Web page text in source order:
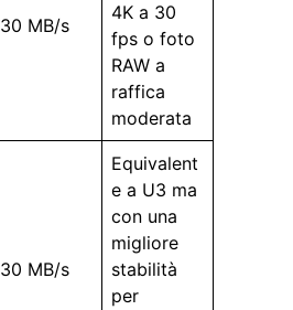
30 MB/s
4K a 30
fps o foto
RAW a
raffica
moderata
30 MB/s
Equivalent
e a U3 ma
con una
migliore
stabilità
per